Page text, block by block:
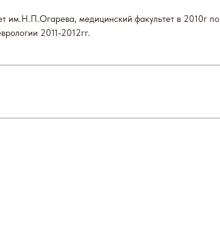
им.Н.П.Огарева, медицинский факультет в 2010г по
2011-2012гг.